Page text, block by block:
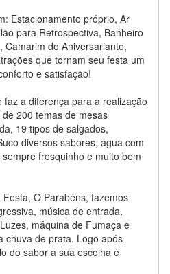
Estacionamento próprio, Ar
para Retrospectiva, Banheiro
do Aniversariante,
que tornam seu festa um
e satisfação!
a diferença para a realização
200 temas de mesas
19 tipos de salgados,
diversos sabores, água com
fresquinho e muito bem
O Parabéns, fazemos
música de entrada,
máquina de Fumaça e
chuva de prata. Logo após
do sabor a sua escolha é